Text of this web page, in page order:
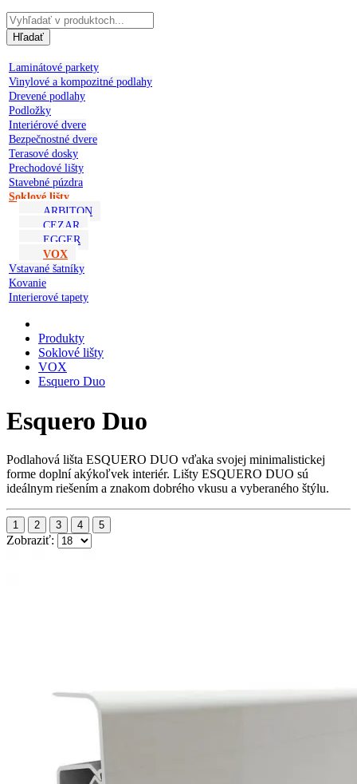
Hľadať
Laminátové parkety
Vinylové a kompozitné podlahy
Drevené podlahy
Podložky
Interiérové dvere
Bezpečnostné dvere
Terasové dosky
Prechodové lišty
Stavebné púzdra
Soklové lišty
ARBITON
CEZAR
EGGER
VOX
Vstavané šatníky
Kovanie
Interierové tapety
Produkty
Soklové lišty
VOX
Esquero Duo
Esquero Duo
Podlahová lišta ESQUERO DUO vďaka svojej minimalistickej
forme doplní akýkoľvek interiér. Lišty ESQUERO DUO sú
ideálnym riešením a znakom dobrého vkusu a vyberaného štýlu.
1 2 3 4 5
Zobraziť: